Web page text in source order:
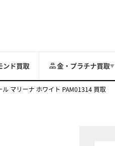
ンド買取 金・プラチナ買取▼
ル マリーナ ホワイト PAM01314 買取